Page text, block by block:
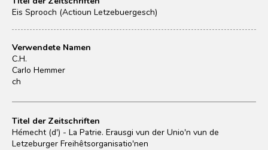
Eis Sprooch (Actioun Letzebuergesch)
Verwendete Namen
C.H.
Carlo Hemmer
ch
Titel der Zeitschriften
Hémecht (d') - La Patrie. Erausgi vun der Unio'n vun de
Letzeburger Freihêtsorganisatio'nen